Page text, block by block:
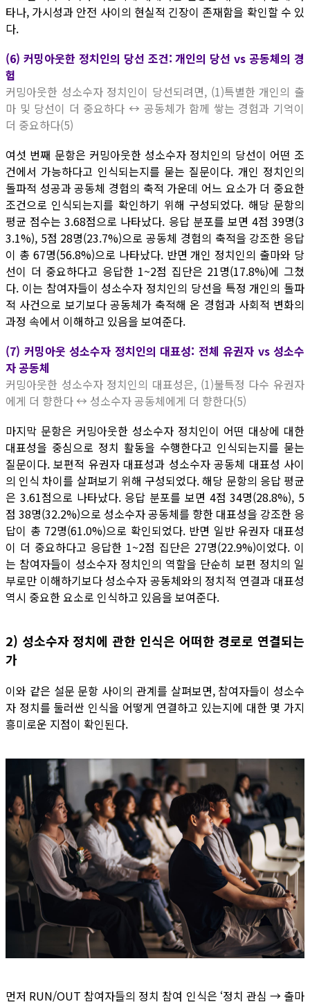
타나, 가시성과 안전 사이의 현실적 긴장이 존재함을 확인할 수 있
다.
(6) 커밍아웃한 정치인의 당선 조건: 개인의 당선 vs 공동체의 경
험
커밍아웃한 성소수자 정치인이 당선되려면, (1)특별한 개인의 출
마 및 당선이 더 중요하다 ↔ 공동체가 함께 쌓는 경험과 기억이
더 중요하다(5)
여섯 번째 문항은 커밍아웃한 성소수자 정치인의 당선이 어떤 조
건에서 가능하다고 인식되는지를 묻는 질문이다. 개인 정치인의
돌파적 성공과 공동체 경험의 축적 가운데 어느 요소가 더 중요한
조건으로 인식되는지를 확인하기 위해 구성되었다. 해당 문항의
평균 점수는 3.68점으로 나타났다. 응답 분포를 보면 4점 39명(3
3.1%), 5점 28명(23.7%)으로 공동체 경험의 축적을 강조한 응답
이 총 67명(56.8%)으로 나타났다. 반면 개인 정치인의 출마와 당
선이 더 중요하다고 응답한 1~2점 집단은 21명(17.8%)에 그쳤
다. 이는 참여자들이 성소수자 정치인의 당선을 특정 개인의 돌파
적 사건으로 보기보다 공동체가 축적해 온 경험과 사회적 변화의
과정 속에서 이해하고 있음을 보여준다.
(7) 커밍아웃 성소수자 정치인의 대표성: 전체 유권자 vs 성소수
자 공동체
커밍아웃한 성소수자 정치인의 대표성은, (1)불특정 다수 유권자
에게 더 향한다 ↔ 성소수자 공동체에게 더 향한다(5)
마지막 문항은 커밍아웃한 성소수자 정치인이 어떤 대상에 대한
대표성을 중심으로 정치 활동을 수행한다고 인식되는지를 묻는
질문이다. 보편적 유권자 대표성과 성소수자 공동체 대표성 사이
의 인식 차이를 살펴보기 위해 구성되었다. 해당 문항의 응답 평균
은 3.61점으로 나타났다. 응답 분포를 보면 4점 34명(28.8%), 5
점 38명(32.2%)으로 성소수자 공동체를 향한 대표성을 강조한 응
답이 총 72명(61.0%)으로 확인되었다. 반면 일반 유권자 대표성
이 더 중요하다고 응답한 1~2점 집단은 27명(22.9%)이었다. 이
는 참여자들이 성소수자 정치인의 역할을 단순히 보편 정치의 일
부로만 이해하기보다 성소수자 공동체와의 정치적 연결과 대표성
역시 중요한 요소로 인식하고 있음을 보여준다.
2) 성소수자 정치에 관한 인식은 어떠한 경로로 연결되는
가
이와 같은 설문 문항 사이의 관계를 살펴보면, 참여자들이 성소수
자 정치를 둘러싼 인식을 어떻게 연결하고 있는지에 대한 몇 가지
흥미로운 지점이 확인된다.
먼저 RUN/OUT 참여자들의 정치 참여 인식은 ‘정치 관심 → 출마